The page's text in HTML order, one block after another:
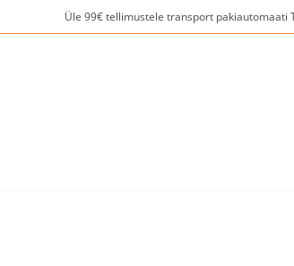
to
Üle 99€ tellimustele transport pakiautomaati